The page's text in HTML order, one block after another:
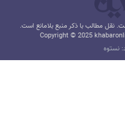
نقل مطالب با ذکر منبع بلامانع است.
Copyright © 2025
نستوه